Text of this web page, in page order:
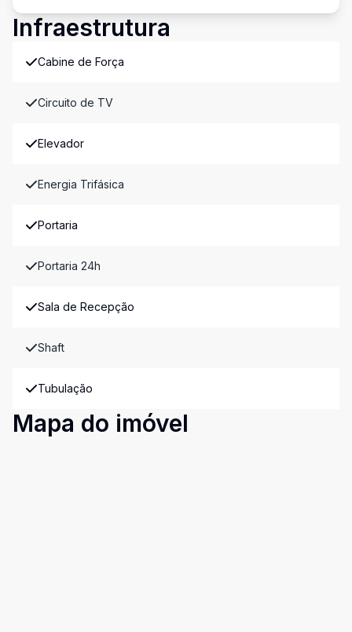
Infraestrutura
Cabine de Força
Circuito de TV
Elevador
Energia Trifásica
Portaria
Portaria 24h
Sala de Recepção
Shaft
Tubulação
Mapa do imóvel